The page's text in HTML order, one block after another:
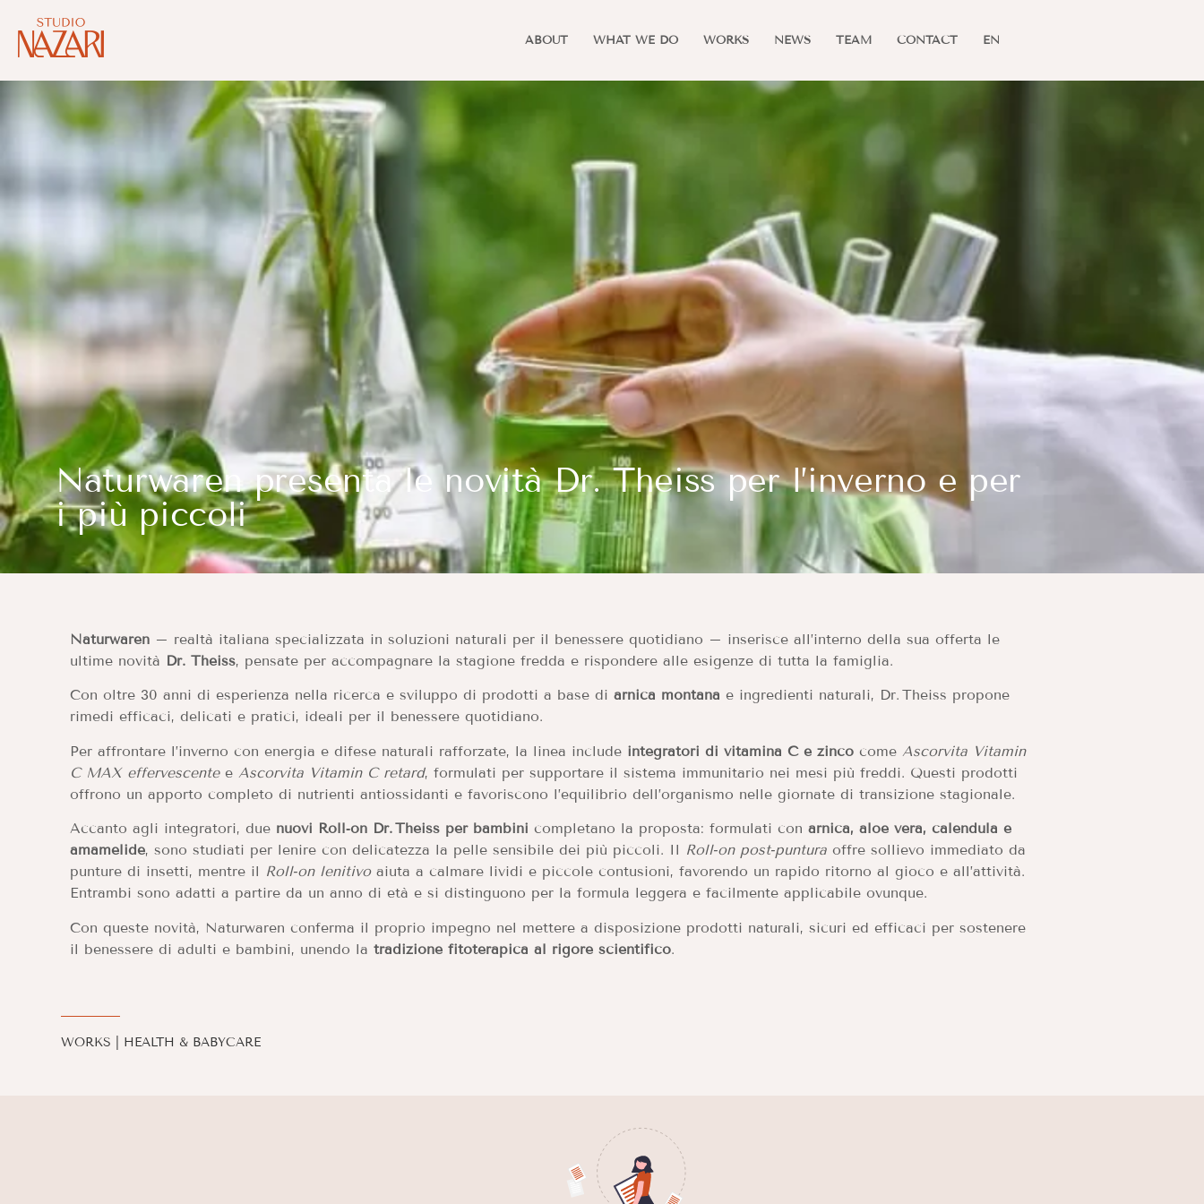
ABOUT WHAT WE DO WORKS NEWS TEAM CONTACT EN
Naturwaren presenta le novità Dr. Theiss per l’inverno e per
i più piccoli
Naturwaren – realtà italiana specializzata in soluzioni naturali per il benessere quotidiano – inserisce all’interno della sua offerta le
ultime novità Dr. Theiss, pensate per accompagnare la stagione fredda e rispondere alle esigenze di tutta la famiglia.
Con oltre 30 anni di esperienza nella ricerca e sviluppo di prodotti a base di arnica montana e ingredienti naturali, Dr. Theiss propone
rimedi efficaci, delicati e pratici, ideali per il benessere quotidiano.
Per affrontare l’inverno con energia e difese naturali rafforzate, la linea include integratori di vitamina C e zinco come Ascorvita Vitamin
C MAX effervescentee Ascorvita Vitamin C retard, formulati per supportare il sistema immunitario nei mesi più freddi. Questi prodotti
offrono un apporto completo di nutrienti antiossidanti e favoriscono l’equilibrio dell’organismo nelle giornate di transizione stagionale.
Accanto agli integratori, due nuovi Roll‑on Dr. Theiss per bambini completano la proposta: formulati con arnica, aloe vera, calendula e
amamelide, sono studiati per lenire con delicatezza la pelle sensibile dei più piccoli. Il Roll‑on post‑puntura offre sollievo immediato da
punture di insetti, mentre il Roll‑on lenitivoaiuta a calmare lividi e piccole contusioni, favorendo un rapido ritorno al gioco e all’attività.
Entrambi sono adatti a partire da un anno di età e si distinguono per la formula leggera e facilmente applicabile ovunque.
Con queste novità, Naturwaren conferma il proprio impegno nel mettere a disposizione prodotti naturali, sicuri ed efficaci per sostenere
il benessere di adulti e bambini, unendo la tradizione fitoterapica al rigore scientifico.
WORKS HEALTH & BABYCARE